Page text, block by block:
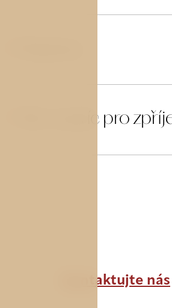
Něco navíc pro
Kontaktujte nás